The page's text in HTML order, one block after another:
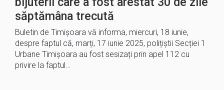
săptămâna trecută
Buletin de Timișoara vă informa, miercuri, 18 iunie,
despre faptul că, marți, 17 iunie 2025, polițiștii Secției 1
Urbane Timișoara au fost sesizați prin apel 112 cu
privire la faptul…